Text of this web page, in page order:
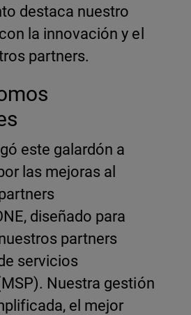
destaca nuestro
la innovación y el
partners.
este galardón a
las mejoras al
diseñado para
partners
servicios
Nuestra gestión
el mejor